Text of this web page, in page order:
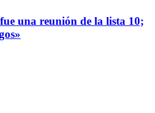
una reunión de la lista 10;